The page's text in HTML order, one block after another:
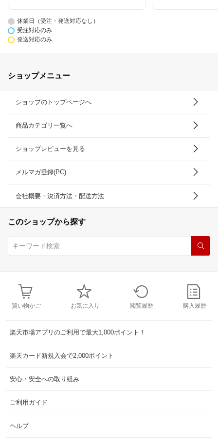
休業日（受注・発送対応なし）
受注対応のみ
発送対応のみ
ショップメニュー
ショップのトップページへ
商品カテゴリ一覧へ
ショップレビューを見る
メルマガ登録(PC)
会社概要・決済方法・配送方法
このショップから探す
買い物かご お気に入り 閲覧履歴 購入履歴
楽天市場アプリのご利用で最大1,000ポイント！
楽天カード新規入会で2,000ポイント
安心・安全への取り組み
ご利用ガイド
ヘルプ